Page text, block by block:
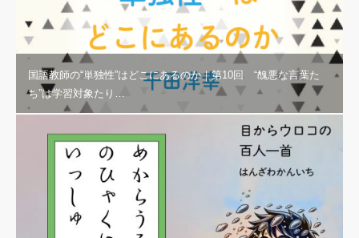
国語教師の“単独性”はどこにあるのか｜第10回 “醜悪な言葉た
ち”は学習対象たり…